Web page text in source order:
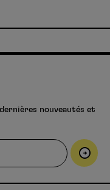
nouveautés et